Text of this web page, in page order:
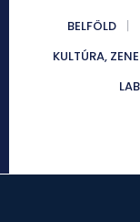
BELFÖLD
KULTÚRA,